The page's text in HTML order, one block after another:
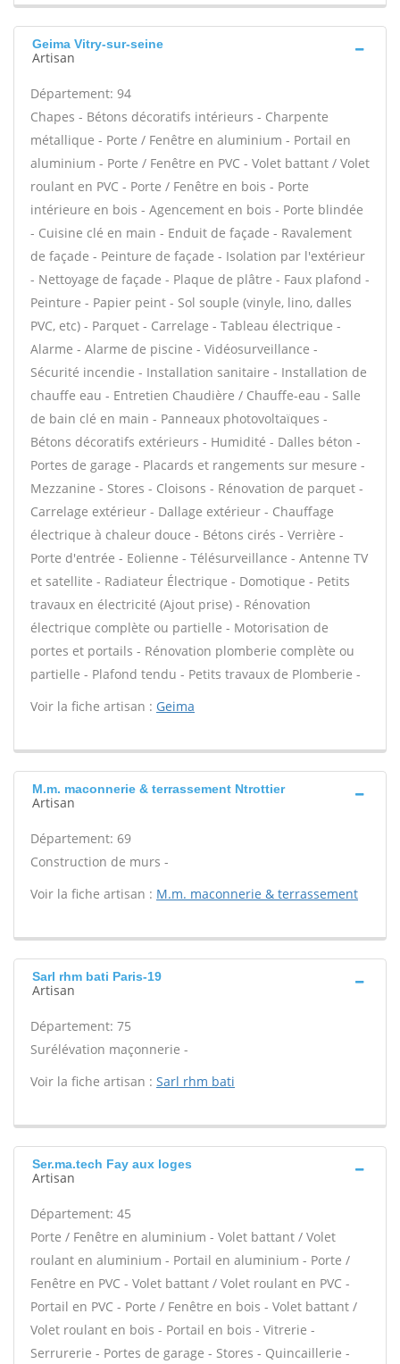
Geima Vitry-sur-seine
Artisan
Département: 94
Chapes - Bétons décoratifs intérieurs - Charpente
métallique - Porte / Fenêtre en aluminium - Portail en
aluminium - Porte / Fenêtre en PVC - Volet battant / Volet
roulant en PVC - Porte / Fenêtre en bois - Porte
intérieure en bois - Agencement en bois - Porte blindée
- Cuisine clé en main - Enduit de façade - Ravalement
de façade - Peinture de façade - Isolation par l'extérieur
- Nettoyage de façade - Plaque de plâtre - Faux plafond -
Peinture - Papier peint - Sol souple (vinyle, lino, dalles
PVC, etc) - Parquet - Carrelage - Tableau électrique -
Alarme - Alarme de piscine - Vidéosurveillance -
Sécurité incendie - Installation sanitaire - Installation de
chauffe eau - Entretien Chaudière / Chauffe-eau - Salle
de bain clé en main - Panneaux photovoltaïques -
Bétons décoratifs extérieurs - Humidité - Dalles béton -
Portes de garage - Placards et rangements sur mesure -
Mezzanine - Stores - Cloisons - Rénovation de parquet -
Carrelage extérieur - Dallage extérieur - Chauffage
électrique à chaleur douce - Bétons cirés - Verrière -
Porte d'entrée - Eolienne - Télésurveillance - Antenne TV
et satellite - Radiateur Électrique - Domotique - Petits
travaux en électricité (Ajout prise) - Rénovation
électrique complète ou partielle - Motorisation de
portes et portails - Rénovation plomberie complète ou
partielle - Plafond tendu - Petits travaux de Plomberie -
Voir la fiche artisan : Geima
M.m. maconnerie & terrassement Ntrottier
Artisan
Département: 69
Construction de murs -
Voir la fiche artisan : M.m. maconnerie & terrassement
Sarl rhm bati Paris-19
Artisan
Département: 75
Surélévation maçonnerie -
Voir la fiche artisan : Sarl rhm bati
Ser.ma.tech Fay aux loges
Artisan
Département: 45
Porte / Fenêtre en aluminium - Volet battant / Volet
roulant en aluminium - Portail en aluminium - Porte /
Fenêtre en PVC - Volet battant / Volet roulant en PVC -
Portail en PVC - Porte / Fenêtre en bois - Volet battant /
Volet roulant en bois - Portail en bois - Vitrerie -
Serrurerie - Portes de garage - Stores - Quincaillerie -